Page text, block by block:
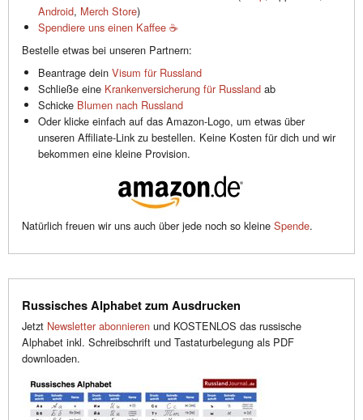
Android, Merch Store)
Spendiere uns einen Kaffee ☕️
Bestelle etwas bei unseren Partnern:
Beantrage dein Visum für Russland
Schließe eine Krankenversicherung für Russland ab
Schicke Blumen nach Russland
Oder klicke einfach auf das Amazon-Logo, um etwas über
unseren Affiliate-Link zu bestellen. Keine Kosten für dich und wir
bekommen eine kleine Provision.
Natürlich freuen wir uns auch über jede noch so kleine Spende.
Russisches Alphabet zum Ausdrucken
Jetzt Newsletter abonnieren und KOSTENLOS das russische
Alphabet inkl. Schreibschrift und Tastaturbelegung als PDF
downloaden.